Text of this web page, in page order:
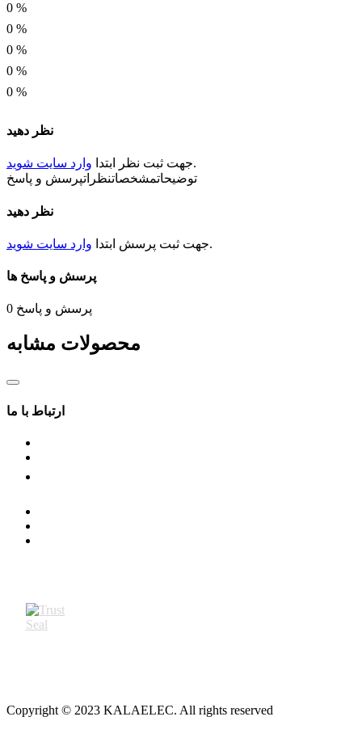
0 %
0 %
0 %
0 %
0 %
نظر دهید
جهت ثبت نظر ابتدا وارد سایت شوید
.
توضیحاتمشخصاتنظراتپرسش و پاسخ
نظر دهید
جهت ثبت پرسش ابتدا وارد سایت شوید .
پرسش و پاسخ ها
0 پرسش و پاسخ
محصولات مشابه
ارتباط با ما
Copyright © 2023 KALAELEC. All rights reserved